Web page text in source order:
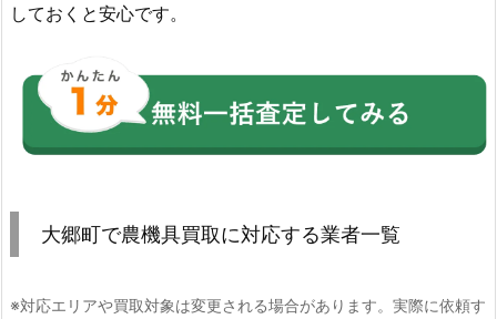
しておくと安心です。
大郷町で農機具買取に対応する業者一覧
※対応エリアや買取対象は変更される場合があります。実際に依頼す